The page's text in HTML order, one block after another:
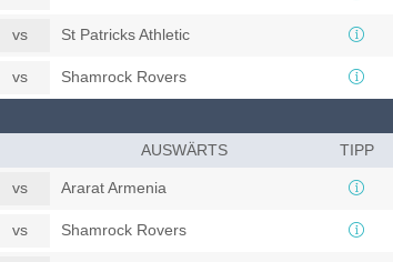
vs St Patricks Athletic
vs Shamrock Rovers
AUSWÄRTS TIPP
vs Ararat Armenia
vs Shamrock Rovers